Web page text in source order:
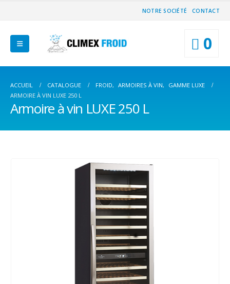
NOTRE SOCIÉTÉ CONTACT
0
ACCUEIL CATALOGUE FROID, ARMOIRES À VIN,
GAMME LUXE
ARMOIRE À VIN LUXE 250 L
Armoire à vin LUXE 250 L